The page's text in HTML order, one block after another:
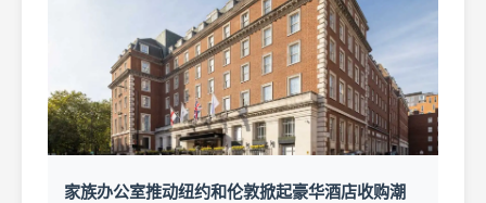
家族办公室推动纽约和伦敦掀起豪华酒店收购潮